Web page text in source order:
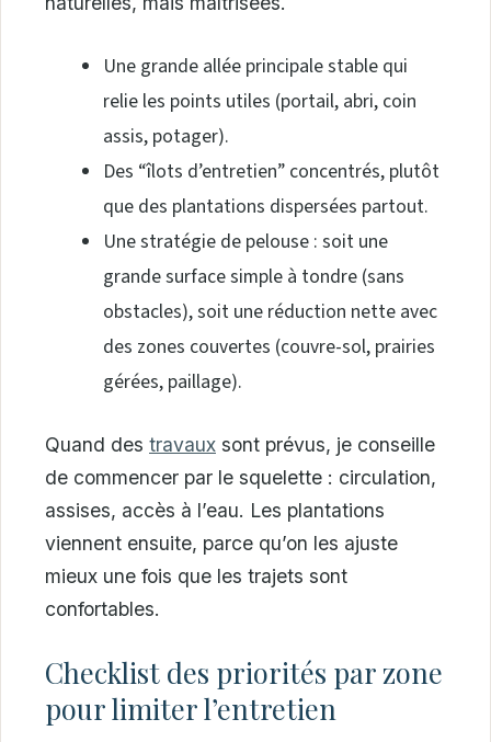
Une grande allée principale stable qui
relie les points utiles (portail, abri, coin
assis, potager).
Des “îlots d’entretien” concentrés, plutôt
que des plantations dispersées partout.
Une stratégie de pelouse : soit une
grande surface simple à tondre (sans
obstacles), soit une réduction nette avec
des zones couvertes (couvre-sol, prairies
gérées, paillage).
Quand des travaux sont prévus, je conseille
de commencer par le squelette : circulation,
assises, accès à l’eau. Les plantations
viennent ensuite, parce qu’on les ajuste
mieux une fois que les trajets sont
confortables.
Checklist des priorités par zone
pour limiter l’entretien